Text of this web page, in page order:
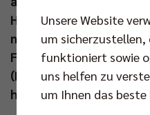
Halle freuen dürfen.
nämlich auch noch das
Frauenteam des Berlin
(BBSC) gegen den VfL
hier erhältlich: www.br-
Unsere Website
um sicherzustellen,
funktioniert sowie
uns helfen zu
um Ihnen das